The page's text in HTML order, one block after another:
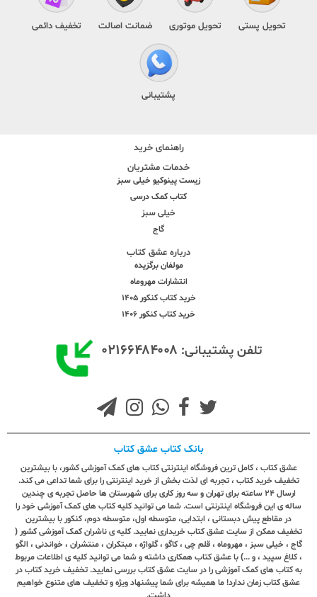
تحویل پستی تحویل موتوری ضمانت اصالت تخفیف دائمی
پشتیبانی
راهنمای خرید
خدمات مشتریان
زیست پینوکیو خیلی سبز
کتاب کمک درسی
خیلی سبز
گاج
درباره عشق کتاب
مولفان برگزیده
انتشارات مهروماه
خرید کتاب کنکور 1405
خرید کتاب کنکور 1406
تلفن پشتیبانی: ۰۲۱۶۶۴۸۴۰۰۸
بانک کتاب عشق کتاب
عشق کتاب ، کامل ترین فروشگاه اینترنتی کتاب های کمک آموزشی کشور، با بیشترین
تخفیف خرید کتاب ، تجربه ای لذت بخش از خرید اینترنتی را برای شما تداعی می کند.
ارسال ٢٤ ساعته برای تهران و سه روز کاری برای شهرستان ها حاصل تجربه ی چندین
ساله ی این فروشگاه اینترنتی است. شما می توانید کلیه کتاب های کمک آموزشی خود را
در مقاطع پیش دبستانی ، ابتدایی، متوسطه اول، متوسطه دوم، کنکور با بیشترین
تخفیف ممکن از سایت عشق کتاب خریداری نمایید. کلیه ی ناشران کمک آموزشی کشور (
گاج ، خیلی سبز ، مهروماه ، قلم چی ، کاگو ، گلواژه ، مبتکران ، منتشران ، خواندنی ، الگو
، کلاغ سپید ، و ...) با عشق کتاب همکاری داشته و شما می توانید کلیه ی اطلاعات مربوط
به کتاب های کمک آموزشی را در سایت عشق کتاب بررسی نمایید. تخفیف خرید کتاب در
عشق کتاب زمان ندارد! ما همیشه برای شما پیشنهاد ویژه و تخفیف های متنوع خواهیم